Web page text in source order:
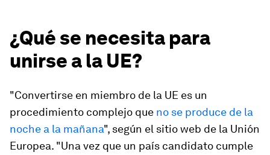
¿Qué se necesita para
unirse a la UE?
"Convertirse en miembro de la UE es un
procedimiento complejo que no se produce de la
noche a la mañana", según el sitio web de la Unión
Europea. "Una vez que un país candidato cumple